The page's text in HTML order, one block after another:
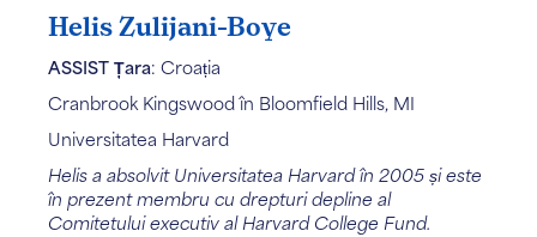
Helis Zulijani-Boye
ASSIST Țara: Croația
Cranbrook Kingswood în Bloomfield Hills, MI
Universitatea Harvard
Helis a absolvit Universitatea Harvard în 2005 și este
în prezent membru cu drepturi depline al
Comitetului executiv al Harvard College Fund.